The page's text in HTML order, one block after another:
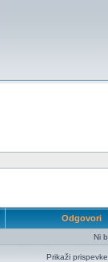
Odgovori
Ni
Prikaži